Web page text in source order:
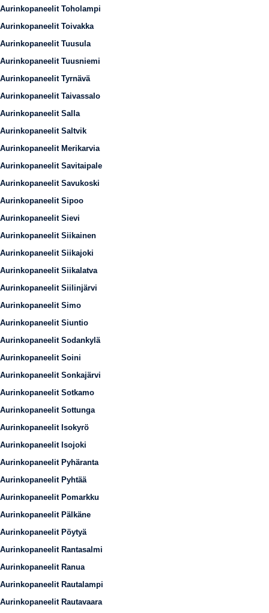
Aurinkopaneelit Toholampi
Aurinkopaneelit Toivakka
Aurinkopaneelit Tuusula
Aurinkopaneelit Tuusniemi
Aurinkopaneelit Tyrnävä
Aurinkopaneelit Taivassalo
Aurinkopaneelit Salla
Aurinkopaneelit Saltvik
Aurinkopaneelit Merikarvia
Aurinkopaneelit Savitaipale
Aurinkopaneelit Savukoski
Aurinkopaneelit Sipoo
Aurinkopaneelit Sievi
Aurinkopaneelit Siikainen
Aurinkopaneelit Siikajoki
Aurinkopaneelit Siikalatva
Aurinkopaneelit Siilinjärvi
Aurinkopaneelit Simo
Aurinkopaneelit Siuntio
Aurinkopaneelit Sodankylä
Aurinkopaneelit Soini
Aurinkopaneelit Sonkajärvi
Aurinkopaneelit Sotkamo
Aurinkopaneelit Sottunga
Aurinkopaneelit Isokyrö
Aurinkopaneelit Isojoki
Aurinkopaneelit Pyhäranta
Aurinkopaneelit Pyhtää
Aurinkopaneelit Pomarkku
Aurinkopaneelit Pälkäne
Aurinkopaneelit Pöytyä
Aurinkopaneelit Rantasalmi
Aurinkopaneelit Ranua
Aurinkopaneelit Rautalampi
Aurinkopaneelit Rautavaara